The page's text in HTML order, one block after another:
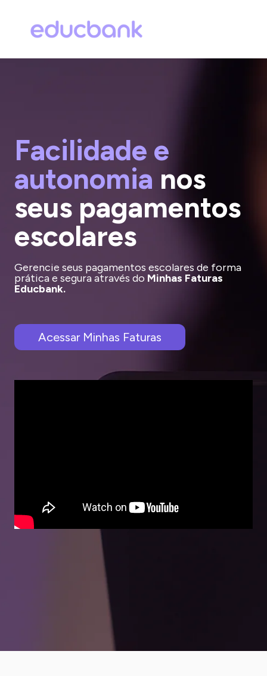
Facilidade e
autonomia nos
seus pagamentos
escolares
Gerencie seus pagamentos escolares de forma
prática e segura através do Minhas Faturas
Educbank.
Acessar Minhas Faturas